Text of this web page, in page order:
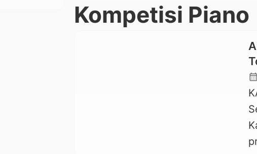
Kompetisi Piano
calendar_month